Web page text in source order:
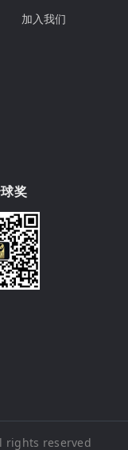
加入我们
奖
rights reserved